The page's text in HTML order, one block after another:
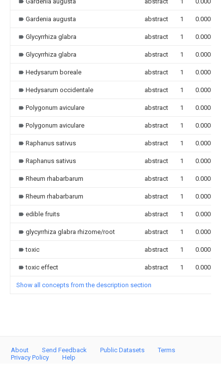
Gardenia augusta abstract 1 0.000
Glycyrrhiza glabra abstract 1 0.000
Glycyrrhiza glabra abstract 1 0.000
Hedysarum boreale abstract 1 0.000
Hedysarum occidentale abstract 1 0.000
Polygonum aviculare abstract 1 0.000
Polygonum aviculare abstract 1 0.000
Raphanus sativus abstract 1 0.000
Raphanus sativus abstract 1 0.000
Rheum rhabarbarum abstract 1 0.000
Rheum rhabarbarum abstract 1 0.000
edible fruits abstract 1 0.000
glycyrrhiza glabra rhizome/root abstract 1 0.000
toxic abstract 1 0.000
toxic effect abstract 1 0.000
Show all concepts from the description section
About Send Feedback Public Datasets
Terms
Privacy Policy
Help